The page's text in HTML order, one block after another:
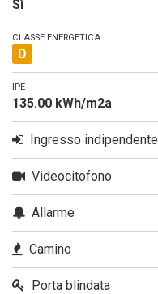
Sì
CLASSE ENERGETICA
D
IPE
135.00 kWh/m2a
Ingresso indipendente
Videocitofono
Allarme
Camino
Porta blindata